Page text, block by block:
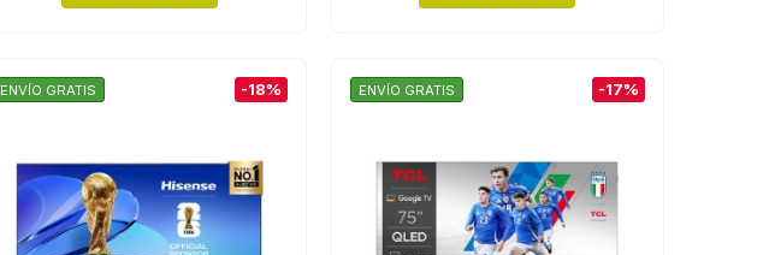
ENVÍO GRATIS -18% ENVÍO GRATIS -17%